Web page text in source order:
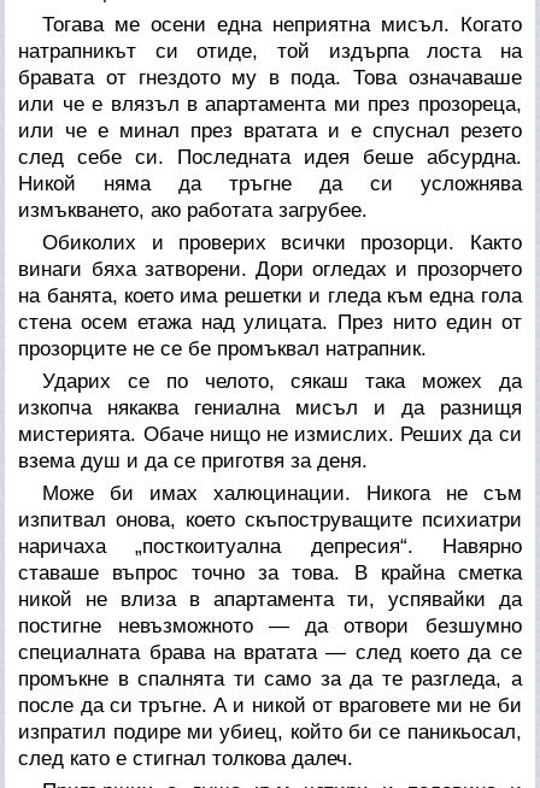
Тогава ме осени една неприятна мисъл. Когато
натрапникът си отиде, той издърпа лоста на
бравата от гнездото му в пода. Това означаваше
или че е влязъл в апартамента ми през прозореца,
или че е минал през вратата и е спуснал резето
след себе си. Последната идея беше абсурдна.
Никой няма да тръгне да си усложнява
измъкването, ако работата загрубее.
Обиколих и проверих всички прозорци. Както
винаги бяха затворени. Дори огледах и прозорчето
на банята, което има решетки и гледа към една гола
стена осем етажа над улицата. През нито един от
прозорците не се бе промъквал натрапник.
Ударих се по челото, сякаш така можех да
изкопча някаква гениална мисъл и да разнищя
мистерията. Обаче нищо не измислих. Реших да си
взема душ и да се приготвя за деня.
Може би имах халюцинации. Никога не съм
изпитвал онова, което скъпоструващите психиатри
наричаха „посткоитуална депресия“. Навярно
ставаше въпрос точно за това. В крайна сметка
никой не влиза в апартамента ти, успявайки да
постигне невъзможното — да отвори безшумно
специалната брава на вратата — след което да се
промъкне в спалнята ти само за да те разгледа, а
после да си тръгне. А и никой от враговете ми не би
изпратил подире ми убиец, който би се паникьосал,
след като е стигнал толкова далеч.